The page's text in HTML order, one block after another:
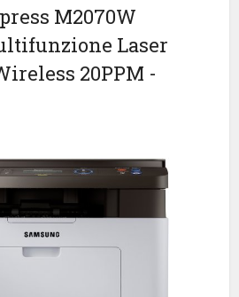
M2070W
Laser
20PPM -